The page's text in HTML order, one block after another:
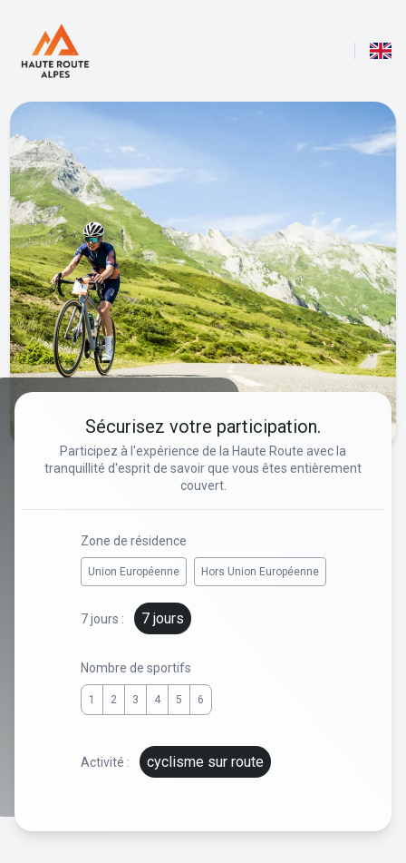
Sécurisez votre participation.
Participez à l'expérience de la Haute Route avec la
tranquillité d'esprit de savoir que vous êtes entièrement
couvert.
Zone de résidence
Union Européenne Hors Union Européenne
7 jours : 7 jours
Nombre de sportifs
1 2 3 4 5 6
Activité : cyclisme sur route